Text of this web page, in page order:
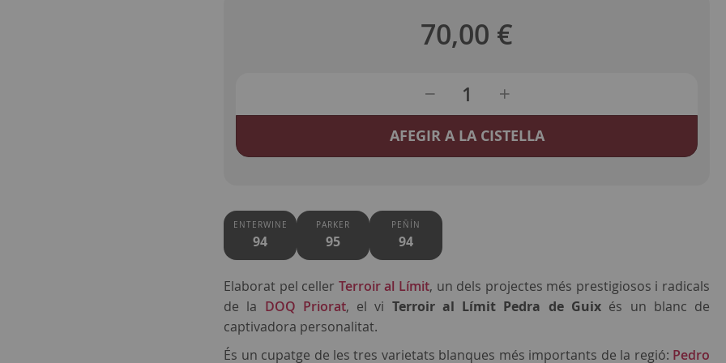
70,00 €
AFEGIR A LA CISTELLA
ENTERWINE
94
PARKER
95
PEÑÍN
94
Elaborat pel celler Terroir al Límit, un dels projectes més prestigiosos i radicals
de la DOQ Priorat, el vi Terroir al Límit Pedra de Guix és un blanc de
captivadora personalitat.
És un cupatge de les tres varietats blanques més importants de la regió: Pedro